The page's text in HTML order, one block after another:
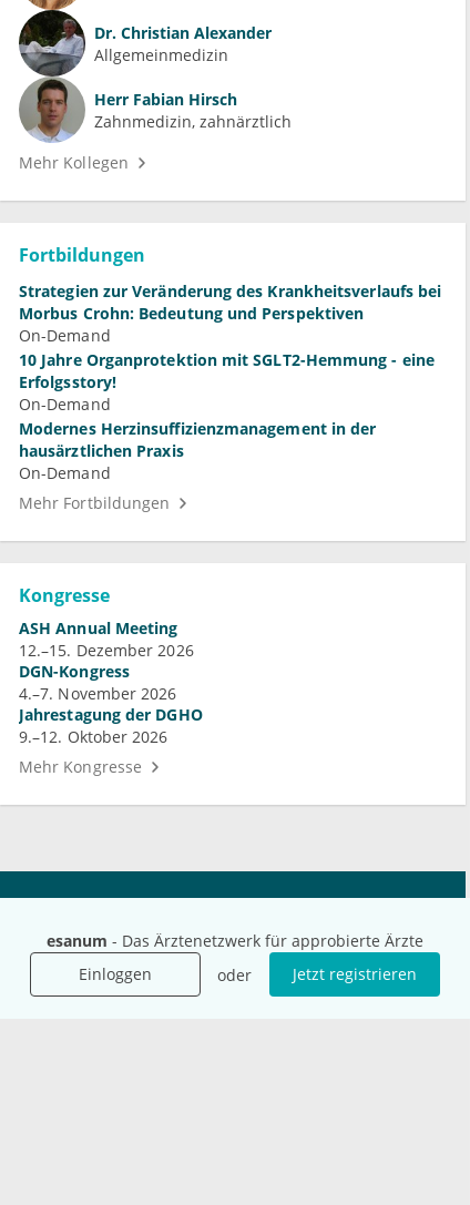
esanum - Das Ärztenetzwerk für approbierte Ärzte
Einloggen
oder Jetzt registrieren
Dr. Christian Alexander
Allgemeinmedizin
Herr Fabian Hirsch
Zahnmedizin, zahnärztlich
Mehr Kollegen
Fortbildungen
Strategien zur Veränderung des Krankheitsverlaufs bei
Morbus Crohn: Bedeutung und Perspektiven
On-Demand
10 Jahre Organprotektion mit SGLT2-Hemmung - eine
Erfolgsstory!
On-Demand
Modernes Herzinsuffizienzmanagement in der
hausärztlichen Praxis
On-Demand
Mehr Fortbildungen
Kongresse
ASH Annual Meeting
12.–15. Dezember 2026
DGN-Kongress
4.–7. November 2026
Jahrestagung der DGHO
9.–12. Oktober 2026
Mehr Kongresse
Das sind wir
Für Unternehmen
Für Agenturen
Ihre Fragen